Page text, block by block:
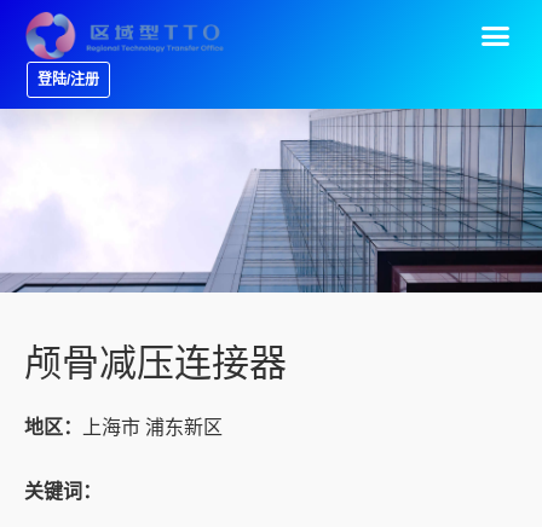
登陆/注册
颅骨减压连接器
地区： 上海市 浦东新区
关键词：